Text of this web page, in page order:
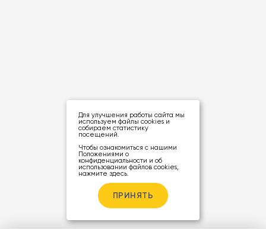
Для улучшения работы сайта мы
используем файлы cookies и
собираем статистику
посещений.
Чтобы ознакомиться с нашими
Положениями о
конфиденциальности и об
использовании файлов cookies,
нажмите здесь.
ПРИНЯТЬ